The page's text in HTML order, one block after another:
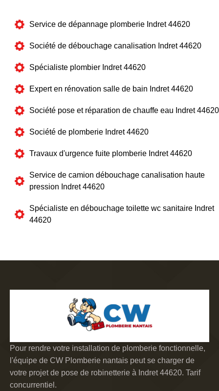
Service de dépannage plomberie Indret 44620
Société de débouchage canalisation Indret 44620
Spécialiste plombier Indret 44620
Expert en rénovation salle de bain Indret 44620
Société pose et réparation de chauffe eau Indret 44620
Société de plomberie Indret 44620
Travaux d'urgence fuite plomberie Indret 44620
Service de camion débouchage canalisation haute
pression Indret 44620
Spécialiste en débouchage toilette wc sanitaire Indret
44620
Pour rendre votre installation de plomberie fonctionnelle,
l'équipe de CW Plomberie nantais peut se charger de
votre projet de pose de robinetterie à Indret 44620. Tarif
concurrentiel.